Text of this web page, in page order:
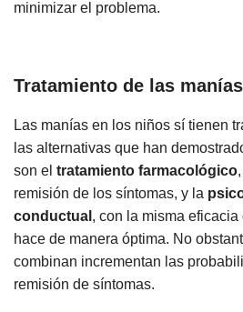
minimizar el problema.
Tratamiento de las
Las manías en los niños sí tienen
las alternativas que han
son el tratamiento farmacológico
remisión de los síntomas, y la
conductual , con la misma
hace de manera óptima. No
combinan incrementan las
remisión de síntomas.